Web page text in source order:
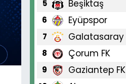
5 Beşiktaş
6 Eyüpspor
7 Galatasaray
8 Çorum FK
9 Gaziantep FK